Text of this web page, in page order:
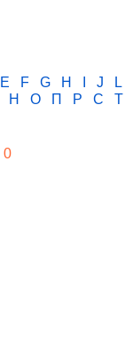
E F G H J
L
Н О П Р С Т
0